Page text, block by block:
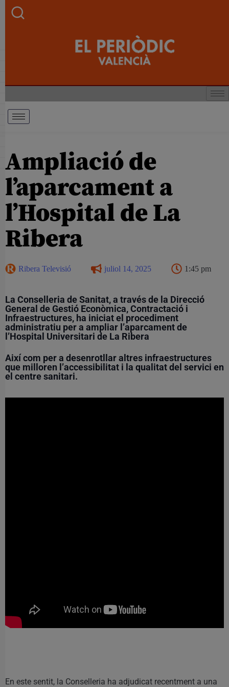
Ampliació de
l’aparcament a
l’Hospital de La
Ribera
Ribera Televisió juliol 14, 2025 1:45 pm
La Conselleria de Sanitat, a través de la Direcció
General de Gestió Econòmica, Contractació i
Infraestructures, ha iniciat el procediment
administratiu per a ampliar l’aparcament de
l’Hospital Universitari de La Ribera
Així com per a desenrotllar altres infraestructures
que milloren l’accessibilitat i la qualitat del servici en
el centre sanitari.
En este sentit, la Conselleria ha adjudicat recentment a una